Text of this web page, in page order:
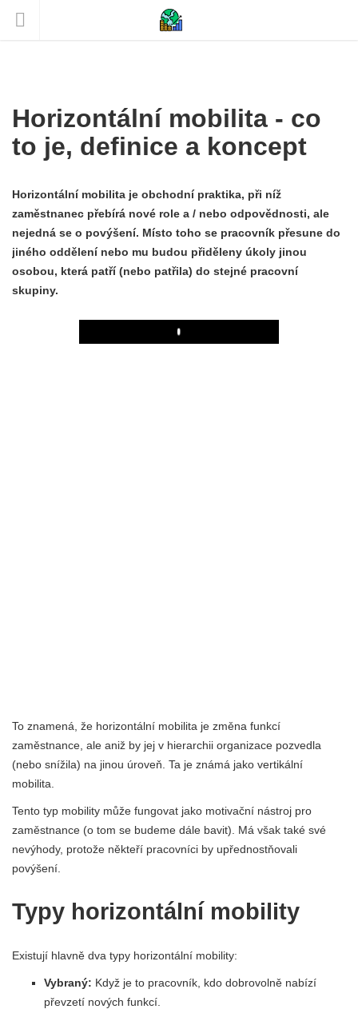
Horizontální mobilita - co
to je, definice a koncept
Horizontální mobilita je obchodní praktika, při níž
zaměstnanec přebírá nové role a / nebo odpovědnosti, ale
nejedná se o povýšení. Místo toho se pracovník přesune do
jiného oddělení nebo mu budou přiděleny úkoly jinou
osobou, která patří (nebo patřila) do stejné pracovní
skupiny.
Play
To znamená, že horizontální mobilita je změna funkcí
zaměstnance, ale aniž by jej v hierarchii organizace pozvedla
(nebo snížila) na jinou úroveň. Ta je známá jako vertikální
mobilita.
Tento typ mobility může fungovat jako motivační nástroj pro
zaměstnance (o tom se budeme dále bavit). Má však také své
nevýhody, protože někteří pracovníci by upřednostňovali
povýšení.
Typy horizontální mobility
Existují hlavně dva typy horizontální mobility:
Vybraný: Když je to pracovník, kdo dobrovolně nabízí
převzetí nových funkcí.